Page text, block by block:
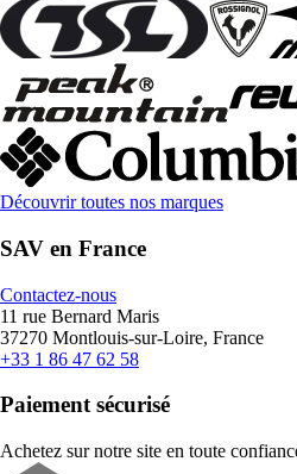
Découvrir toutes nos marques
SAV en France
Contactez-nous
11 rue Bernard Maris
37270 Montlouis-sur-Loire, France
+33 1 86 47 62 58
Paiement sécurisé
Achetez sur notre site en toute